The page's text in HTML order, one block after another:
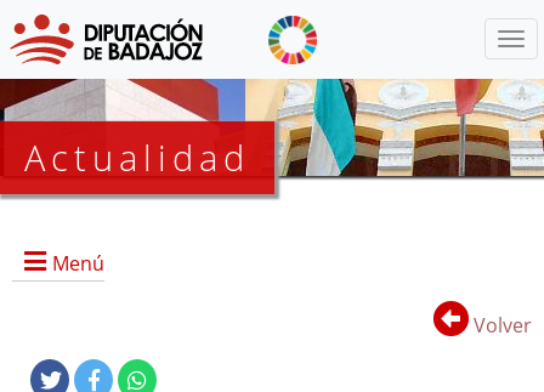
Actualidad
Menú
Noticias
Volver